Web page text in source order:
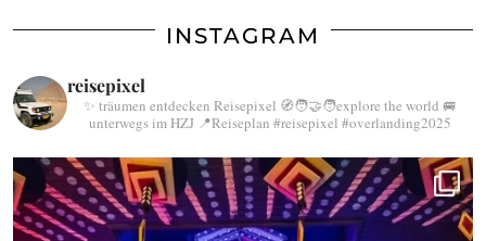
INSTAGRAM
reisepixel
✨ träumen entdecken Reisepixel 🧭🧑‍🤝‍🧑explore the world 🚐
unterwegs im HZJ 📍Reiseplan #reisepixel #overlanding2025